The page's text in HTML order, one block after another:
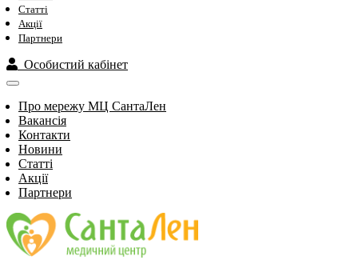
Статті
Акції
Партнери
Особистий кабінет
Про мережу МЦ СантаЛен
Вакансія
Контакти
Новини
Статті
Акції
Партнери